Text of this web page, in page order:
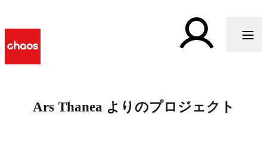
Ars Thanea よりのプロジェクト